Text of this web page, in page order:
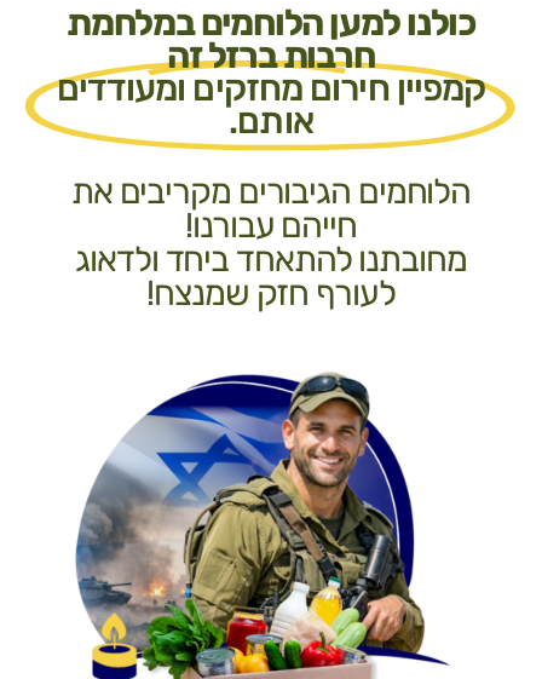
כולנו למען הלוחמים במלחמת
חרבות ברזל זה
קמפיין חירום מחזקים ומעודדים
אותם.
הלוחמים הגיבורים מקריבים את
חייהם עבורנו!
מחובתנו להתאחד ביחד ולדאוג
לעורף חזק שמנצח!